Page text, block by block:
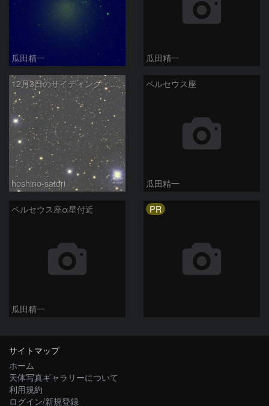
瓜田精一 瓜田精一
12月3日のサイディング・スプリング彗星
hoshino-satori
ペルセウス座
瓜田精一
ペルセウス座α星付近
瓜田精一
PR
サイトマップ
ホーム
天体写真ギャラリーについて
利用規約
ログイン/新規登録